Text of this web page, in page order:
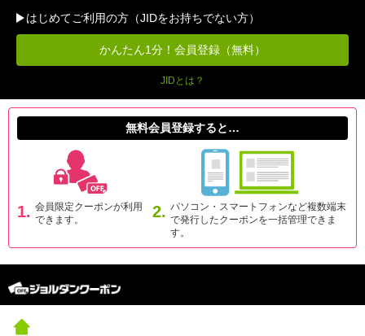
はじめてご利用の方（JIDをお持ちでない方）
かんたん1分！会員登録（無料）
JIDとは？
無料会員登録すると…
1. 会員限定クーポンが利用
できます。
2. パソコン・スマートフォンなど複数端末
で発行したクーポンを一括管理できま
す。